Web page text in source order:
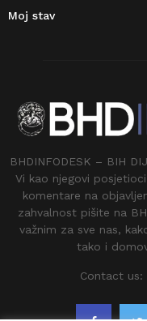
Moj stav
BHDINFODESK – BIH
Vi kao njegovi
komentare na
zahvalnost pišite na
važnim za sve nas,
tako i
Contact us: